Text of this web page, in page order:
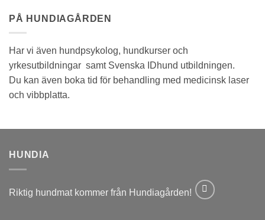
PÅ HUNDIAGÅRDEN
Har vi även hundpsykolog, hundkurser och
yrkesutbildningar samt Svenska IDhund utbildningen.
Du kan även boka tid för behandling med medicinsk laser
och vibbplatta.
HUNDIA
Riktig hundmat kommer från Hundiagården!